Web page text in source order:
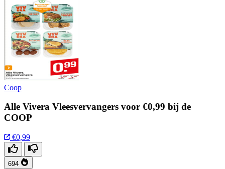
Coop
Alle Vivera Vleesvervangers voor €0,99 bij de
COOP
€0,99
694